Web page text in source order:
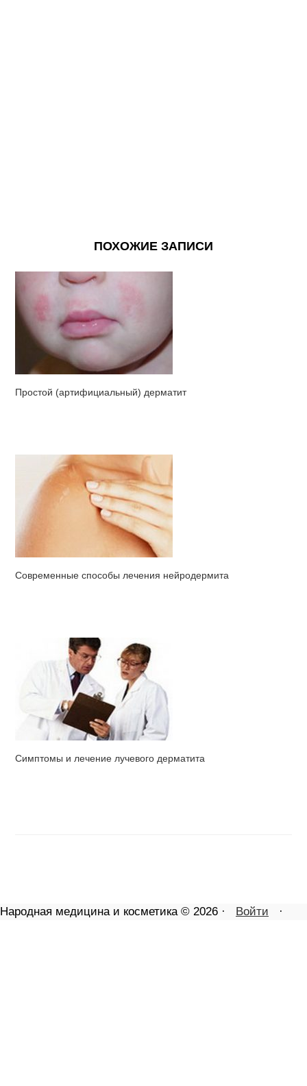
ПОХОЖИЕ ЗАПИСИ
Простой (артифициальный) дерматит
Современные способы лечения нейродермита
Симптомы и лечение лучевого дерматита
Народная медицина и косметика © 2026 · Войти ·